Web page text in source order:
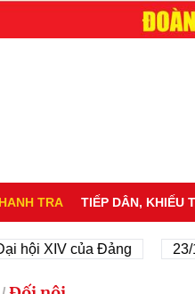
TRA TIẾP DÂN, KHIẾU
XIV của Đảng 23/11/